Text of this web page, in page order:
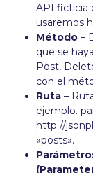
API ficticia
usaremos
Método –
que se
Post,
con el
Ruta –
ejemplo.
http://
«posts».